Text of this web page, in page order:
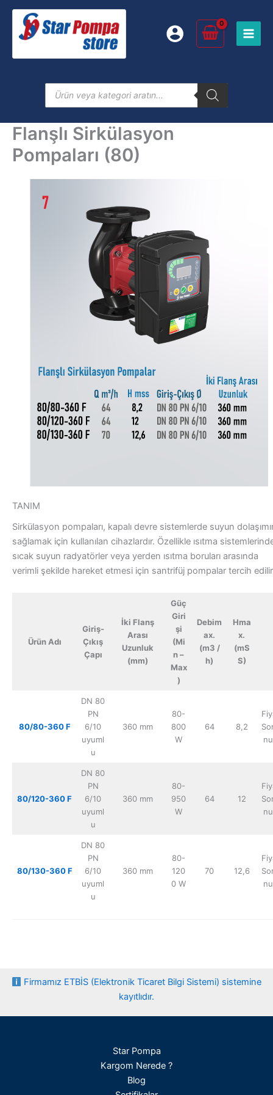
İçeriğe
Products
search
Flanşlı Sirkülasyon
Pompaları (80)
TANIM
Sirkülasyon pompaları, kapalı devre sistemlerde suyun
sağlamak için kullanılan cihazlardır. Özellikle ısıtma
sıcak suyun radyatörler veya yerden ısıtma boruları arasında
verimli şekilde hareket etmesi için santrifüj pompalar tercih
Ürün Adı
Giriş-
Çıkış
Çapı
İki Flanş
Arası
Uzunluk
(mm)
Güç
Giri
şi
(Mi
n –
Max
)
Debim
ax.
(m3 /
h)
Hma
x.
(mS
S)
80/80-360 F
DN 80
PN
6/10
uyuml
u
360 mm
80-
800
W
64 8,2
80/120-360F
DN 80
PN
6/10
uyuml
u
360 mm
80-
950
W
64 12
80/130-360 F
DN 80
PN
6/10
uyuml
u
360 mm
80-
120
0 W
70 12,6
Firmamız ETBİS (Elektronik Ticaret Bilgi Sistemi) sistemine
kayıtlıdır.
Star Pompa
Kargom Nerede ?
Blog